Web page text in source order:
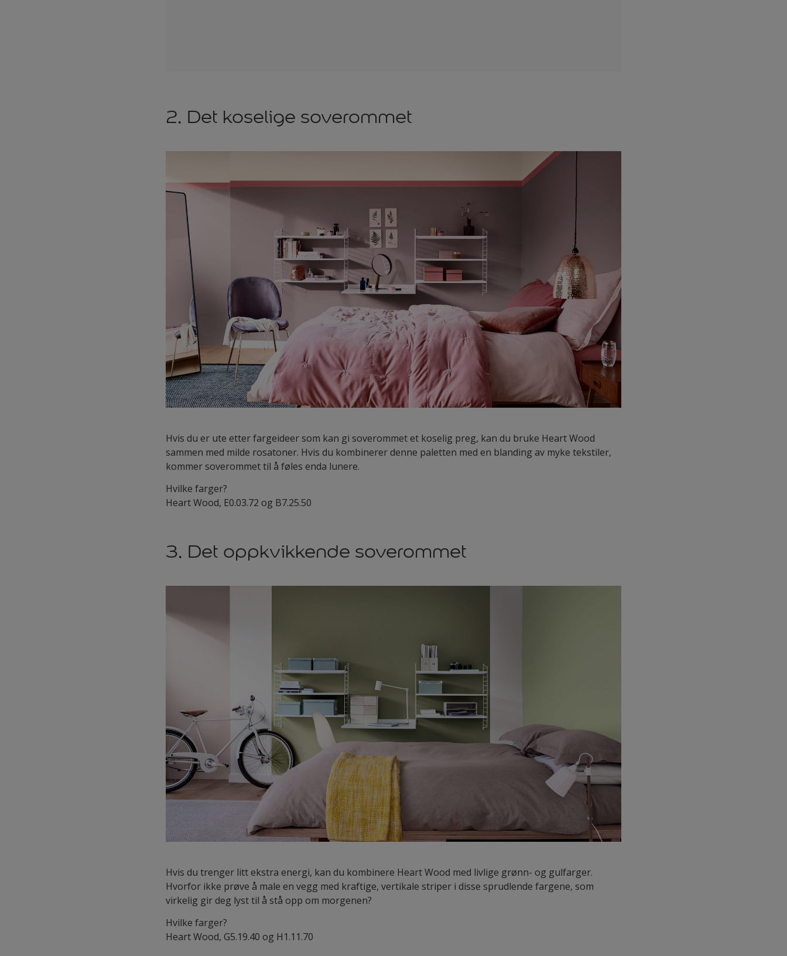
2. Det koselige soverommet
Hvis du er ute etter fargeideer som kan gi soverommet et koselig preg, kan du bruke Heart Wood
sammen med milde rosatoner. Hvis du kombinerer denne paletten med en blanding av myke tekstiler,
kommer soverommet til å føles enda lunere.
Hvilke farger?
Heart Wood, E0.03.72 og B7.25.50
3. Det oppkvikkende soverommet
Hvis du trenger litt ekstra energi, kan du kombinere Heart Wood med livlige grønn- og gulfarger.
Hvorfor ikke prøve å male en vegg med kraftige, vertikale striper i disse sprudlende fargene, som
virkelig gir deg lyst til å stå opp om morgenen?
Hvilke farger?
Heart Wood, G5.19.40 og H1.11.70